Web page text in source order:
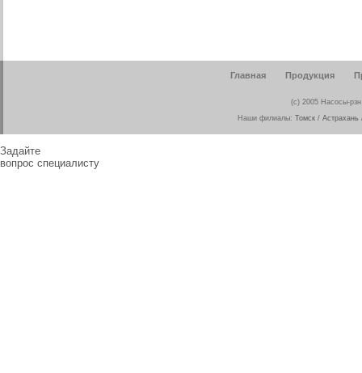
Главная Продукция
(c) 2005 Насосы-
Наши филиалы: Томск / Астрахань
Задайте
вопрос специалисту